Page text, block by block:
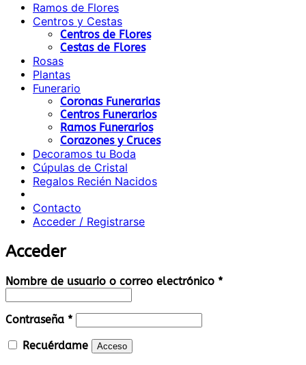
Ramos de Flores
Centros y Cestas
Centros de Flores
Cestas de Flores
Rosas
Plantas
Funerario
Coronas Funerarias
Centros Funerarios
Ramos Funerarios
Corazones y Cruces
Decoramos tu Boda
Cúpulas de Cristal
Regalos Recién Nacidos
Contacto
Acceder / Registrarse
Acceder
Nombre de usuario o correo electrónico *Obligatorio
Contraseña *Obligatorio
Recuérdame Acceso